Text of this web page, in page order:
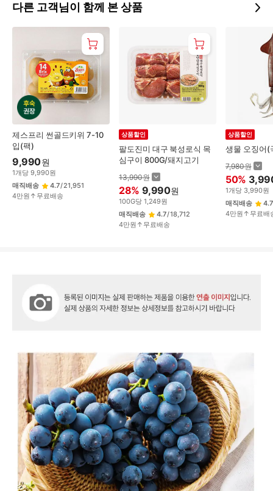
다른 고객님이 함께 본 상품
제스프리 썬골드키위 7-10
입(팩)
9,990원
1개당 9,990원
매직배송
4.7/21,951
4만원↑무료배송
팔도진미 대구 북성로식 목
심구이 800G/돼지고기
상품할인
13,990원
28% 9,990원
100G당 1,249원
매직배송
4.7/18,712
4만원↑무료배송
생물 오징어(
상품할인
7,980원
50%
1개당 3,990원
매직배송
4.7
4만원↑무료배